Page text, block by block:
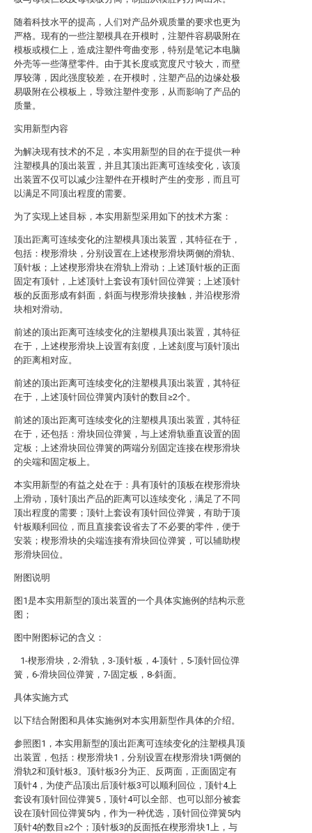
随着科技水平的提高，人们对产品外观质量的要求也更为
严格。现有的一些注塑模具在开模时，注塑件容易吸附在
模板或模仁上，造成注塑件弯曲变形，特别是笔记本电脑
外壳等一些薄壁零件。由于其长度或宽度尺寸较大，而壁
厚较薄，因此强度较差，在开模时，注塑产品的边缘处极
易吸附在公模板上，导致注塑件变形，从而影响了产品的
质量。
实用新型内容
为解决现有技术的不足，本实用新型的目的在于提供一种
注塑模具的顶出装置，并且其顶出距离可连续变化，该顶
出装置不仅可以减少注塑件在开模时产生的变形，而且可
以满足不同顶出程度的需要。
为了实现上述目标，本实用新型采用如下的技术方案：
顶出距离可连续变化的注塑模具顶出装置，其特征在于，
包括：楔形滑块，分别设置在上述楔形滑块两侧的滑轨、
顶针板；上述楔形滑块在滑轨上滑动；上述顶针板的正面
固定有顶针，上述顶针上套设有顶针回位弹簧；上述顶针
板的反面形成有斜面，斜面与楔形滑块接触，并沿楔形滑
块相对滑动。
前述的顶出距离可连续变化的注塑模具顶出装置，其特征
在于，上述楔形滑块上设置有刻度，上述刻度与顶针顶出
的距离相对应。
前述的顶出距离可连续变化的注塑模具顶出装置，其特征
在于，上述顶针回位弹簧内顶针的数目≥2个。
前述的顶出距离可连续变化的注塑模具顶出装置，其特征
在于，还包括：滑块回位弹簧，与上述滑轨垂直设置的固
定板；上述滑块回位弹簧的两端分别固定连接在楔形滑块
的尖端和固定板上。
本实用新型的有益之处在于：具有顶针的顶板在楔形滑块
上滑动，顶针顶出产品的距离可以连续变化，满足了不同
顶出程度的需要；顶针上套设有顶针回位弹簧，有助于顶
针板顺利回位，而且直接套设省去了不必要的零件，便于
安装；楔形滑块的尖端连接有滑块回位弹簧，可以辅助楔
形滑块回位。
附图说明
图1是本实用新型的顶出装置的一个具体实施例的结构示意
图；
图中附图标记的含义：
1-楔形滑块，2-滑轨，3-顶针板，4-顶针，5-顶针回位弹
簧，6-滑块回位弹簧，7-固定板，8-斜面。
具体实施方式
以下结合附图和具体实施例对本实用新型作具体的介绍。
参照图1，本实用新型的顶出距离可连续变化的注塑模具顶
出装置，包括：楔形滑块1，分别设置在楔形滑块1两侧的
滑轨2和顶针板3。顶针板3分为正、反两面，正面固定有
顶针4，为使产品顶出后顶针板3可以顺利回位，顶针4上
套设有顶针回位弹簧5，顶针4可以全部、也可以部分被套
设在顶针回位弹簧5内，作为一种优选，顶针回位弹簧5内
顶针4的数目≥2个；顶针板3的反面抵在楔形滑块1上，与